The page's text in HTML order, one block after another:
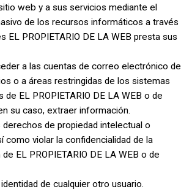
web y a sus servicios mediante el
de los recursos informáticos a través
EL PROPIETARIO DE LA WEB presta sus
a las cuentas de correo electrónico de
o a áreas restringidas de los sistemas
EL PROPIETARIO DE LA WEB o de
su caso, extraer información.
derechos de propiedad intelectual o
como violar la confidencialidad de la
EL PROPIETARIO DE LA WEB o de
de cualquier otro usuario.